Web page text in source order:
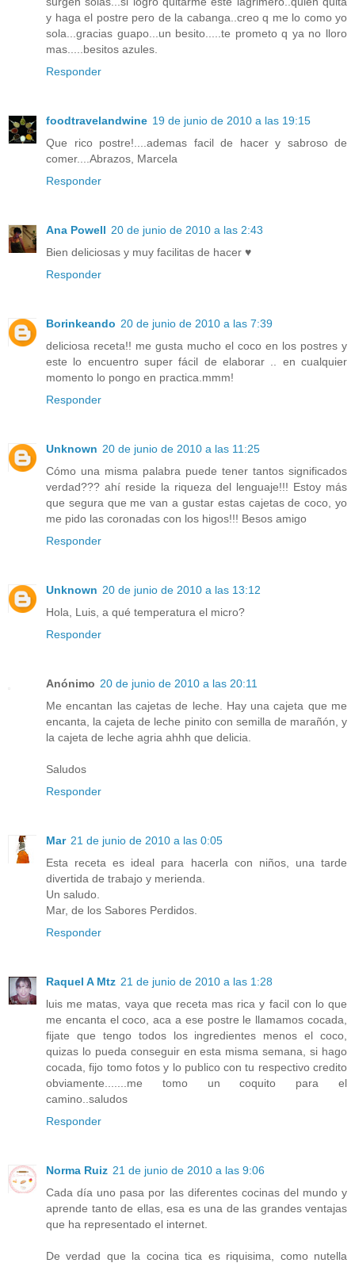
y haga el postre pero de la cabanga..creo q me lo como yo
sola...gracias guapo...un besito.....te prometo q ya no lloro
mas.....besitos azules.
Responder
foodtravelandwine 19 de junio de 2010 a las 19:15
Que rico postre!....ademas facil de hacer y sabroso de
comer....Abrazos, Marcela
Responder
Ana Powell 20 de junio de 2010 a las 2:43
Bien deliciosas y muy facilitas de hacer ♥
Responder
Borinkeando 20 de junio de 2010 a las 7:39
deliciosa receta!! me gusta mucho el coco en los postres y
este lo encuentro super fácil de elaborar .. en cualquier
momento lo pongo en practica.mmm!
Responder
Unknown 20 de junio de 2010 a las 11:25
Cómo una misma palabra puede tener tantos significados
verdad??? ahí reside la riqueza del lenguaje!!! Estoy más
que segura que me van a gustar estas cajetas de coco, yo
me pido las coronadas con los higos!!! Besos amigo
Responder
Unknown 20 de junio de 2010 a las 13:12
Hola, Luis, a qué temperatura el micro?
Responder
Anónimo 20 de junio de 2010 a las 20:11
Me encantan las cajetas de leche. Hay una cajeta que me
encanta, la cajeta de leche pinito con semilla de marañón, y
la cajeta de leche agria ahhh que delicia.
Saludos
Responder
Mar 21 de junio de 2010 a las 0:05
Esta receta es ideal para hacerla con niños, una tarde
divertida de trabajo y merienda.
Un saludo.
Mar, de los Sabores Perdidos.
Responder
Raquel A Mtz 21 de junio de 2010 a las 1:28
luis me matas, vaya que receta mas rica y facil con lo que
me encanta el coco, aca a ese postre le llamamos cocada,
fijate que tengo todos los ingredientes menos el coco,
quizas lo pueda conseguir en esta misma semana, si hago
cocada, fijo tomo fotos y lo publico con tu respectivo credito
obviamente.......me tomo un coquito para el
camino..saludos
Responder
Norma Ruiz 21 de junio de 2010 a las 9:06
Cada día uno pasa por las diferentes cocinas del mundo y
aprende tanto de ellas, esa es una de las grandes ventajas
que ha representado el internet.
De verdad que la cocina tica es riquisima, como nutella